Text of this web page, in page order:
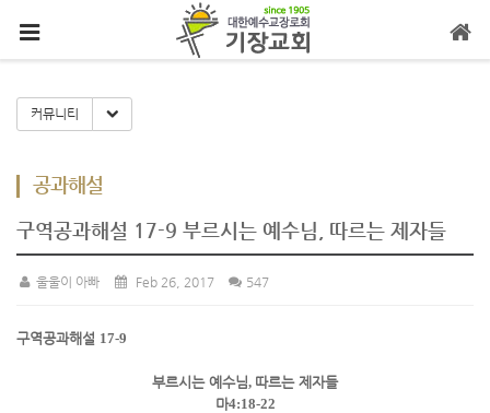
커뮤니티 Toggle Dropdown
공과해설
구역공과해설 17-9 부르시는 예수님, 따르는 제자들
울울이 아빠 Feb 26, 2017 547
구역공과해설 17-9
부르시는 예수님, 따르는 제자들
마4:18-22